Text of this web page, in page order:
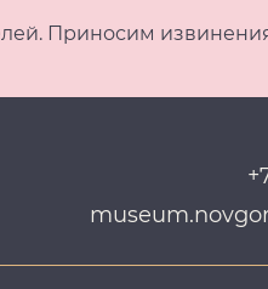
Приносим